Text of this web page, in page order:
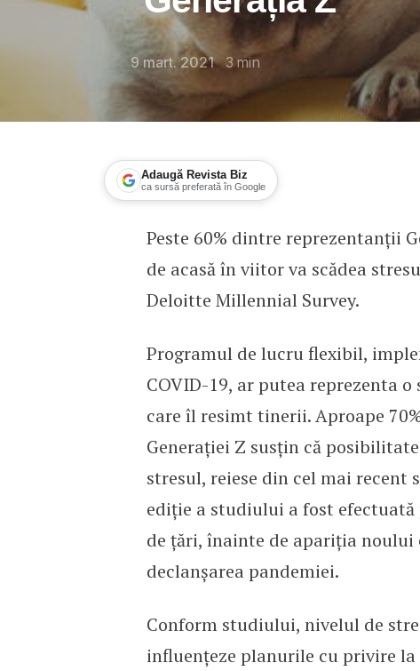
9 mart. 2021 3 min
Adaugă Revista Biz
ca sursă preferată în Google
Posibilitatea de a lucra
Peste 60% dintre reprezentanții
de acasă în viitor va scădea
Deloitte Millennial Survey.
Programul de lucru flexibil,
COVID-19, ar putea reprezenta
care îl resimt tinerii. Aproape
Generației Z susțin că
stresul, reiese din cel mai recent
ediție a studiului a fost
de țări, înainte de apariția
declanșarea pandemiei.
Conform studiului, nivelul de
influențeze planurile cu privire la